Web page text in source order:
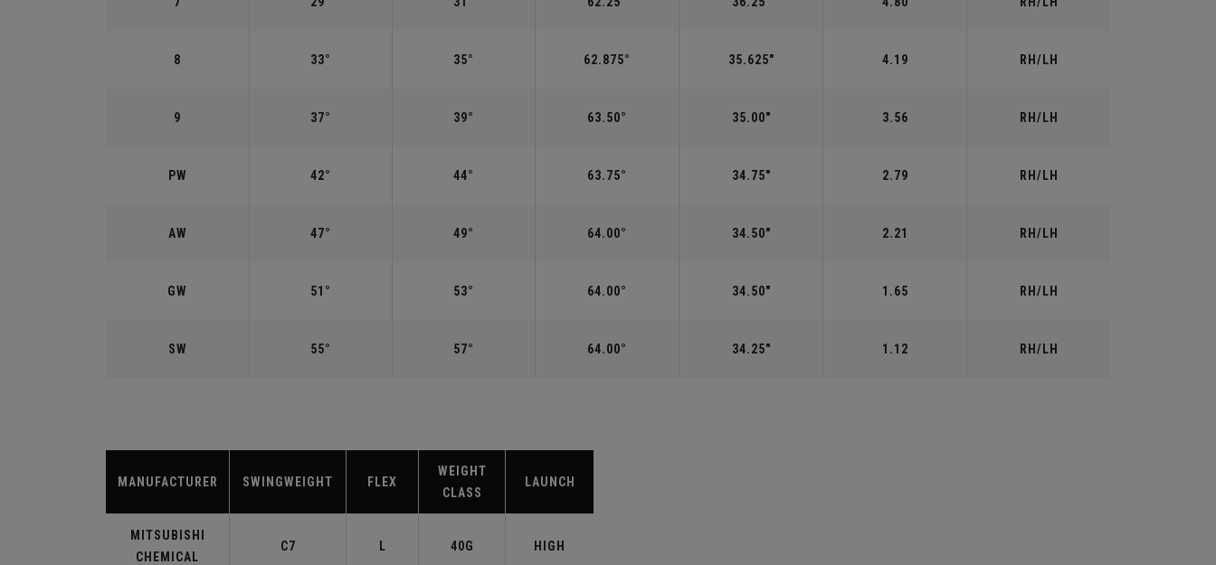
8 33° 35° 62.875° 35.625" 4.19 RH/LH
9 37° 39° 63.50° 35.00" 3.56 RH/LH
PW 42° 44° 63.75° 34.75" 2.79 RH/LH
AW 47° 49° 64.00° 34.50" 2.21 RH/LH
GW 51° 53° 64.00° 34.50" 1.65 RH/LH
SW 55° 57° 64.00° 34.25" 1.12 RH/LH
MANUFACTURER SWINGWEIGHT FLEX
WEIGHT
CLASS
LAUNCH
MITSUBISHI
CHEMICAL
C7 L 40G HIGH